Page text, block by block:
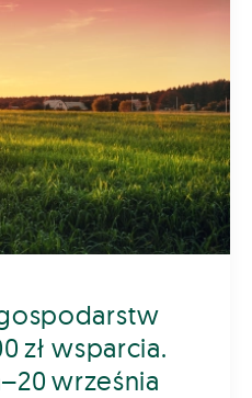
zł wsparcia.
września